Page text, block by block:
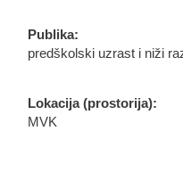
Publika:
predškolski uzrast i niži
Lokacija (prostorija):
MVK